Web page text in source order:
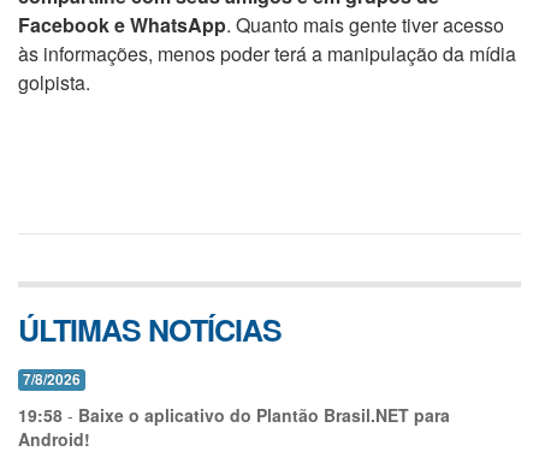
Facebook e WhatsApp. Quanto mais gente tiver acesso
às informações, menos poder terá a manipulação da mídia
golpista.
ÚLTIMAS NOTÍCIAS
7/8/2026
19:58 - Baixe o aplicativo do Plantão Brasil.NET para
Android!